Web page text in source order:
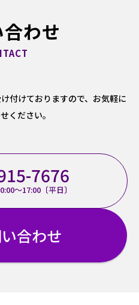
わせ
付けておりますので、 お気軽に
ください。
7676
～17:00〔平日〕
合わせ